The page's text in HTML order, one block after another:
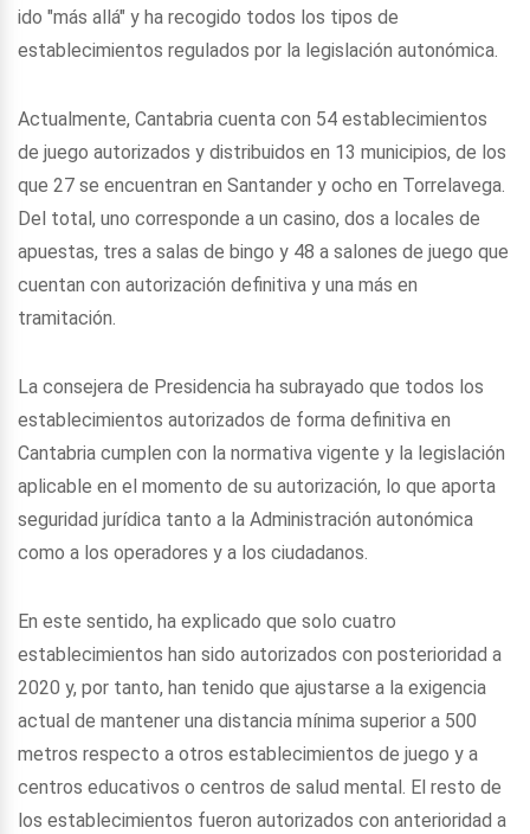
ido "más allá" y ha recogido todos los tipos de
establecimientos regulados por la legislación autonómica.
Actualmente, Cantabria cuenta con 54 establecimientos
de juego autorizados y distribuidos en 13 municipios, de los
que 27 se encuentran en Santander y ocho en Torrelavega.
Del total, uno corresponde a un casino, dos a locales de
apuestas, tres a salas de bingo y 48 a salones de juego que
cuentan con autorización definitiva y una más en
tramitación.
La consejera de Presidencia ha subrayado que todos los
establecimientos autorizados de forma definitiva en
Cantabria cumplen con la normativa vigente y la legislación
aplicable en el momento de su autorización, lo que aporta
seguridad jurídica tanto a la Administración autonómica
como a los operadores y a los ciudadanos.
En este sentido, ha explicado que solo cuatro
establecimientos han sido autorizados con posterioridad a
2020 y, por tanto, han tenido que ajustarse a la exigencia
actual de mantener una distancia mínima superior a 500
metros respecto a otros establecimientos de juego y a
centros educativos o centros de salud mental. El resto de
los establecimientos fueron autorizados con anterioridad a